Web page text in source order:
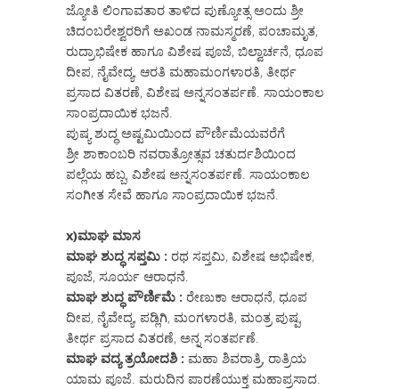
ಜ್ಯೋತಿ ಲಿಂಗಾವತಾರ ತಾಳಿದ ಪುಣ್ಯೋತ್ಸ ಅಂದು ಶ್ರೀ
ಚಿದಂಬರೇಶ್ವರರಿಗೆ ಅಖಂಡ ನಾಮಸ್ಮರಣೆ, ಪಂಚಾಮೃತ,
ರುದ್ರಾಭಿಷೇಕ ಹಾಗೂ ವಿಶೇಷ ಪೂಜೆ, ಬಿಲ್ವಾರ್ಚನೆ, ಧೂಪ
ದೀಪ, ನೈವೇದ್ಯ, ಆರತಿ ಮಹಾಮಂಗಳಾರತಿ, ತೀರ್ಥ
ಪ್ರಸಾದ ವಿತರಣೆ, ವಿಶೇಷ ಅನ್ನಸಂತರ್ಪಣೆ. ಸಾಯಂಕಾಲ
ಸಾಂಪ್ರದಾಯಿಕ ಭಜನೆ.
ಪುಷ್ಯ ಶುದ್ಧ ಅಷ್ಟಮಿಯಿಂದ ಪೌರ್ಣಿಮೆಯವರೆಗೆ
ಶ್ರೀ ಶಾಕಾಂಬರಿ ನವರಾತ್ರೋತ್ಸವ ಚತುರ್ದಶಿಯಿಂದ
ಪಲ್ಲೆಯ ಹಬ್ಬ, ವಿಶೇಷ ಅನ್ನಸಂತರ್ಪಣೆ. ಸಾಯಂಕಾಲ
ಸಂಗೀತ ಸೇವೆ ಹಾಗೂ ಸಾಂಪ್ರದಾಯಿಕ ಭಜನೆ.
x)ಮಾಘ ಮಾಸ
ಮಾಘ ಶುದ್ಧ ಸಪ್ತಮಿ : ರಥ ಸಪ್ತಮಿ, ವಿಶೇಷ ಅಭಿಷೇಕ,
ಪೂಜೆ, ಸೂರ್ಯ ಆರಾಧನೆ.
ಮಾಘ ಶುದ್ಧ ಪೌರ್ಣಿಮೆ : ರೇಣುಕಾ ಆರಾಧನೆ, ಧೂಪ
ದೀಪ, ನೈವೇದ್ಯ, ಪಡ್ಲಿಗಿ, ಮಂಗಳಾರತಿ, ಮಂತ್ರ ಪುಷ್ಪ,
ತೀರ್ಥ ಪ್ರಸಾದ ವಿತರಣೆ, ಅನ್ನ ಸಂತರ್ಪಣೆ.
ಮಾಘ ವದ್ಯ ತ್ರಯೋದಶಿ : ಮಹಾ ಶಿವರಾತ್ರಿ, ರಾತ್ರಿಯ
ಯಾಮ ಪೂಜೆ. ಮರುದಿನ ಪಾರಣೆಯುಕ್ತ ಮಹಾಪ್ರಸಾದ.